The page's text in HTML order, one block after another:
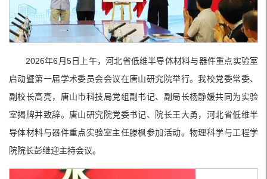
2026年6月5日上午，河北省低维半导体材料与器件重点实验室
启动暨第一届学术委员会会议在唐山研究院举行。我校党委常委、
副校长高亮，唐山市科技局党组副书记、副局长杨静媛共同为实验
室揭牌并致辞。唐山研究院党委书记、院长王大勇，河北省低维半
导体材料与器件重点实验室主任滕枫参加活动。物理科学与工程学
院院长彭继迎主持会议。